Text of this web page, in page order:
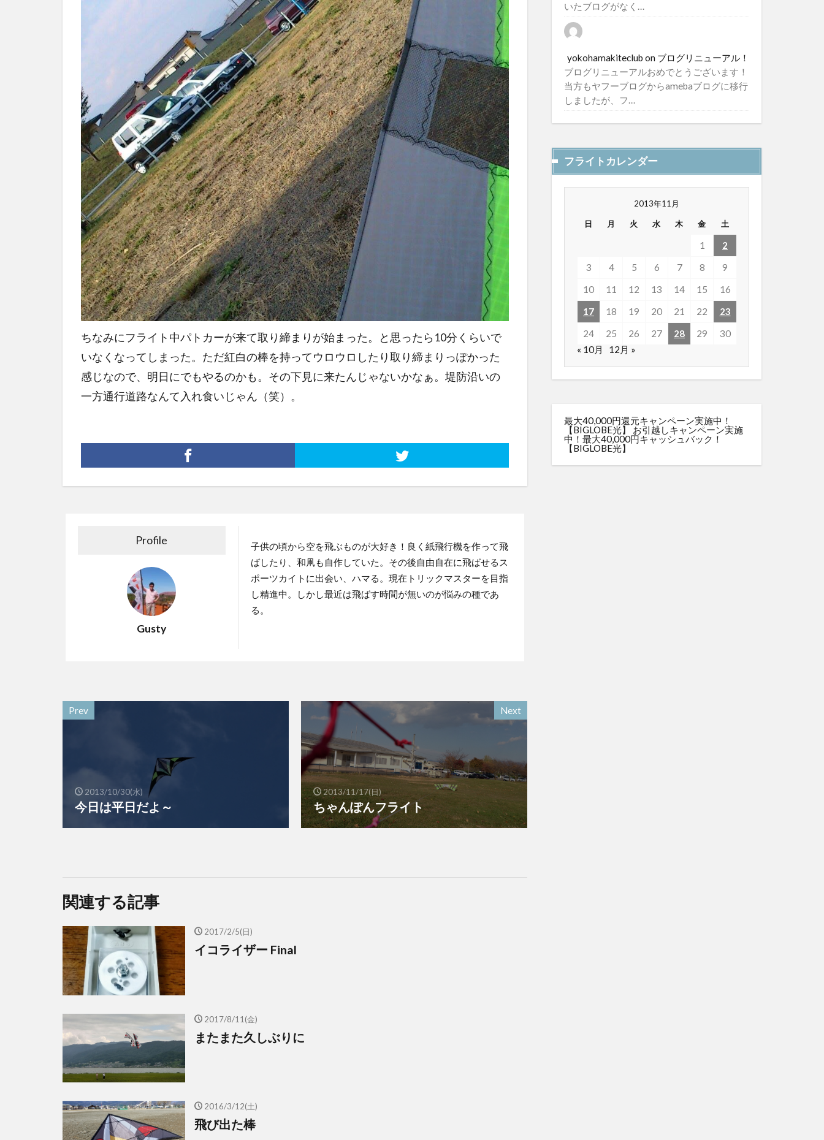
ちなみにフライト中パトカーが来て取り締まりが始まった。と思ったら10分くらいで
いなくなってしまった。ただ紅白の棒を持ってウロウロしたり取り締まりっぽかった
感じなので、明日にでもやるのかも。その下見に来たんじゃないかなぁ。堤防沿いの
一方通行道路なんて入れ食いじゃん（笑）。
Profile
Gusty
子供の頃から空を飛ぶものが大好き！良く紙飛行機を作って飛
ばしたり、和凧も自作していた。その後自由自在に飛ばせるス
ポーツカイトに出会い、ハマる。現在トリックマスターを目指
し精進中。しかし最近は飛ばす時間が無いのが悩みの種であ
る。
Prev
2013/10/30(水)
今日は平日だよ～
Next
2013/11/17(日)
ちゃんぽんフライト
関連する記事
2017/2/5(日)
イコライザー Final
2017/8/11(金)
またまた久しぶりに
2016/3/12(土)
飛び出た棒
いたブログがなく…
yokohamakiteclub on ブログリニューアル！
ブログリニューアルおめでとうございます！
当方もヤフーブログからamebaブログに移行
しましたが、フ…
フライトカレンダー
2013年11月
日 月 火 水 木 金 土
1
2
3
4 5 6 7 8
9
10
11 12 13 14 15
16
17
18 19 20 21 22
23
24
25 26 27 28 29
30
« 10月
12月 »
最大40,000円還元キャンペーン実施中！
【BIGLOBE光】
お引越しキャンペーン実施
中！最大40,000円キャッシュバック！
【BIGLOBE光】